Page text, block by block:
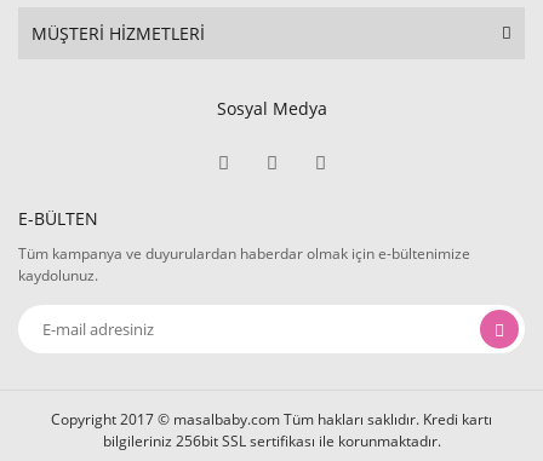
MÜŞTERİ HİZMETLERİ
Sosyal Medya
E-BÜLTEN
Tüm kampanya ve duyurulardan haberdar olmak için e-bültenimize
kaydolunuz.
Copyright 2017 © masalbaby.com Tüm hakları saklıdır. Kredi kartı
bilgileriniz 256bit SSL sertifikası ile korunmaktadır.